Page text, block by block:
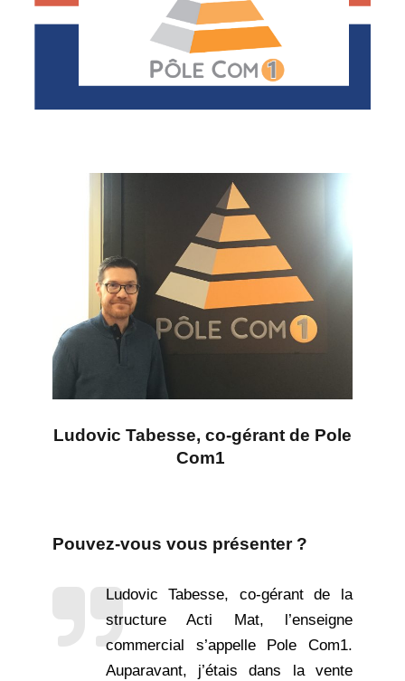
Ludovic Tabesse, co-gérant de Pole
Com1
Pouvez-vous vous présenter ?
Ludovic Tabesse, co-gérant de la
structure Acti Mat, l’enseigne
commercial s’appelle Pole Com1.
Auparavant, j’étais dans la vente